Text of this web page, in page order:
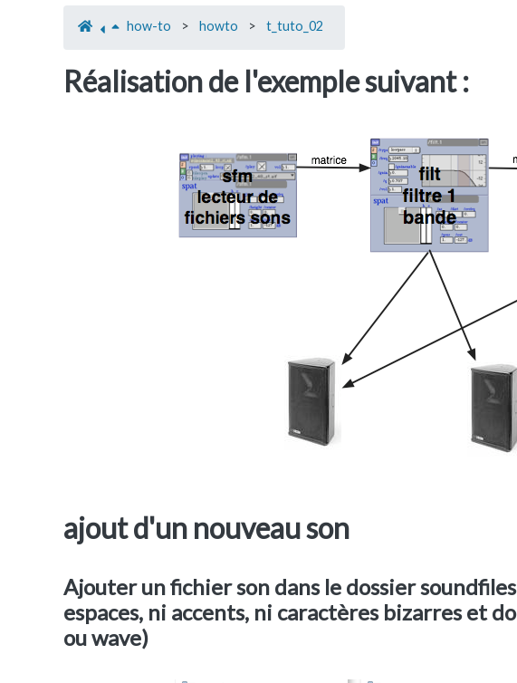
how-to > howto > t_tuto_02
Réalisation de l'exemple suivant :
ajout d'un nouveau son
Ajouter un fichier son dans le dossier
espaces, ni accents, ni caractères bizarres et
ou wave)